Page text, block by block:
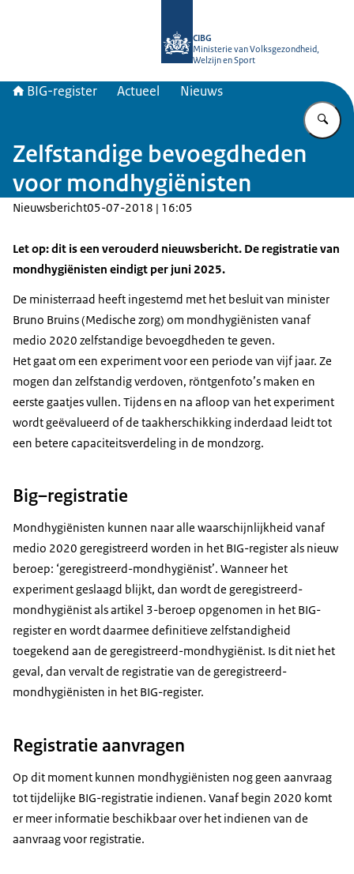
CIBG
Ministerie van Volksgezondheid,
Welzijn en Sport
BIG-register Actueel Nieuws
Zelfstandige bevoegdheden
voor mondhygiënisten
Nieuwsbericht05-07-2018 | 16:05
Let op: dit is een verouderd nieuwsbericht. De registratie van
mondhygiënisten eindigt per juni 2025.
De ministerraad heeft ingestemd met het besluit van minister
Bruno Bruins (Medische zorg) om mondhygiënisten vanaf
medio 2020 zelfstandige bevoegdheden te geven.
Het gaat om een experiment voor een periode van vijf jaar. Ze
mogen dan zelfstandig verdoven, röntgenfoto’s maken en
eerste gaatjes vullen. Tijdens en na afloop van het experiment
wordt geëvalueerd of de taakherschikking inderdaad leidt tot
een betere capaciteitsverdeling in de mondzorg.
Big–registratie
Mondhygiënisten kunnen naar alle waarschijnlijkheid vanaf
medio 2020 geregistreerd worden in het BIG-register als nieuw
beroep: ‘geregistreerd-mondhygiënist’. Wanneer het
experiment geslaagd blijkt, dan wordt de geregistreerd-
mondhygiënist als artikel 3-beroep opgenomen in het BIG-
register en wordt daarmee definitieve zelfstandigheid
toegekend aan de geregistreerd-mondhygiënist. Is dit niet het
geval, dan vervalt de registratie van de geregistreerd-
mondhygiënisten in het BIG-register.
Registratie aanvragen
Op dit moment kunnen mondhygiënisten nog geen aanvraag
tot tijdelijke BIG-registratie indienen. Vanaf begin 2020 komt
er meer informatie beschikbaar over het indienen van de
aanvraag voor registratie.